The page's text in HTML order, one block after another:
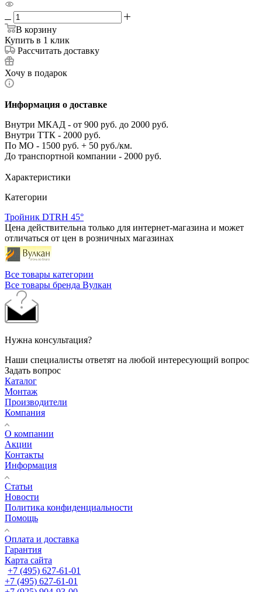
В корзину
Купить в 1 клик
Рассчитать доставку
Хочу в подарок
Информация о доставке
Внутри МКАД - от 900 руб. до 2000 руб.
Внутри ТТК - 2000 руб.
По МО - 1500 руб. + 50 руб./км.
До транспортной компании - 2000 руб.
Характеристики
Категории
Тройник DTRH 45°
Цена действительна только для интернет-магазина и может
отличаться от цен в розничных магазинах
Все товары категории
Все товары бренда Вулкан
Нужна консультация?
Наши специалисты ответят на любой интересующий вопрос
Задать вопрос
Каталог
Монтаж
Производители
Компания
О компании
Акции
Контакты
Информация
Статьи
Новости
Политика конфиденциальности
Помощь
Оплата и доставка
Гарантия
Карта сайта
+7 (495) 627-61-01
+7 (495) 627-61-01